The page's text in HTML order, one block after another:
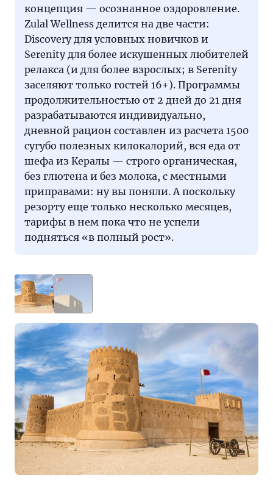
концепция — осознанное оздоровление.
Zulal Wellness делится на две части:
Discovery для условных новичков и
Serenity для более искушенных любителей
релакса (и для более взрослых; в Serenity
заселяют только гостей 16+). Программы
продолжительностью от 2 дней до 21 дня
разрабатываются индивидуально,
дневной рацион составлен из расчета 1500
сугубо полезных килокалорий, вся еда от
шефа из Кералы — строго органическая,
без глютена и без молока, с местными
приправами: ну вы поняли. А поскольку
резорту еще только несколько месяцев,
тарифы в нем пока что не успели
подняться «в полный рост».